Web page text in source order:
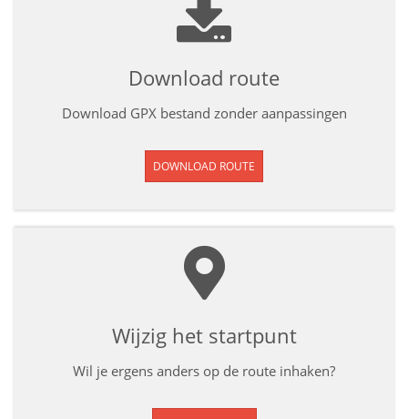
Download route
Download GPX bestand zonder aanpassingen
DOWNLOAD ROUTE
Wijzig het startpunt
Wil je ergens anders op de route inhaken?